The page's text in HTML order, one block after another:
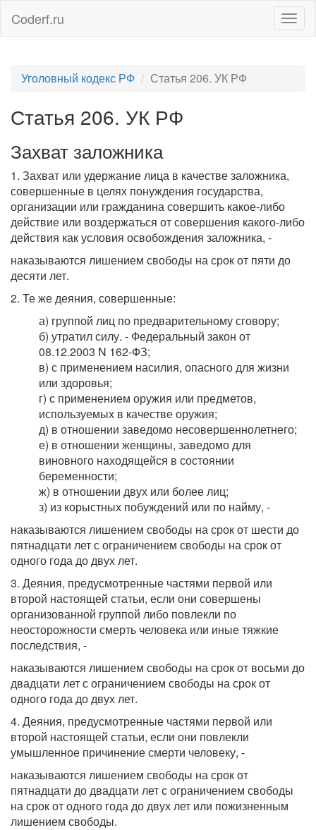
Coderf.ru
Уголовный кодекс РФ Статья 206. УК РФ
Статья 206. УК РФ
Захват заложника
1. Захват или удержание лица в качестве заложника,
совершенные в целях понуждения государства,
организации или гражданина совершить какое-либо
действие или воздержаться от совершения какого-либо
действия как условия освобождения заложника, -
наказываются лишением свободы на срок от пяти до
десяти лет.
2. Те же деяния, совершенные:
а) группой лиц по предварительному сговору;
б) утратил силу. - Федеральный закон от
08.12.2003 N 162-ФЗ;
в) с применением насилия, опасного для жизни
или здоровья;
г) с применением оружия или предметов,
используемых в качестве оружия;
д) в отношении заведомо несовершеннолетнего;
е) в отношении женщины, заведомо для
виновного находящейся в состоянии
беременности;
ж) в отношении двух или более лиц;
з) из корыстных побуждений или по найму, -
наказываются лишением свободы на срок от шести до
пятнадцати лет с ограничением свободы на срок от
одного года до двух лет.
3. Деяния, предусмотренные частями первой или
второй настоящей статьи, если они совершены
организованной группой либо повлекли по
неосторожности смерть человека или иные тяжкие
последствия, -
наказываются лишением свободы на срок от восьми до
двадцати лет с ограничением свободы на срок от
одного года до двух лет.
4. Деяния, предусмотренные частями первой или
второй настоящей статьи, если они повлекли
умышленное причинение смерти человеку, -
наказываются лишением свободы на срок от
пятнадцати до двадцати лет с ограничением свободы
на срок от одного года до двух лет или пожизненным
лишением свободы.